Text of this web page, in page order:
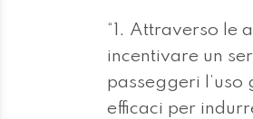
“1. Attraverso le
incentivare un
passeggeri
efficaci per